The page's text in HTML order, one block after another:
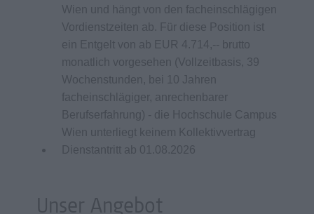
Wien und hängt von den facheinschlägigen
Vordienstzeiten ab. Für diese Position ist
ein Entgelt von ab EUR 4.714,-- brutto
monatlich vorgesehen (Vollzeitbasis, 39
Wochenstunden, bei 10 Jahren
facheinschlägiger, anrechenbarer
Berufserfahrung) - die Hochschule Campus
Wien unterliegt keinem Kollektivvertrag
Dienstantritt ab 01.08.2026
Unser Angebot